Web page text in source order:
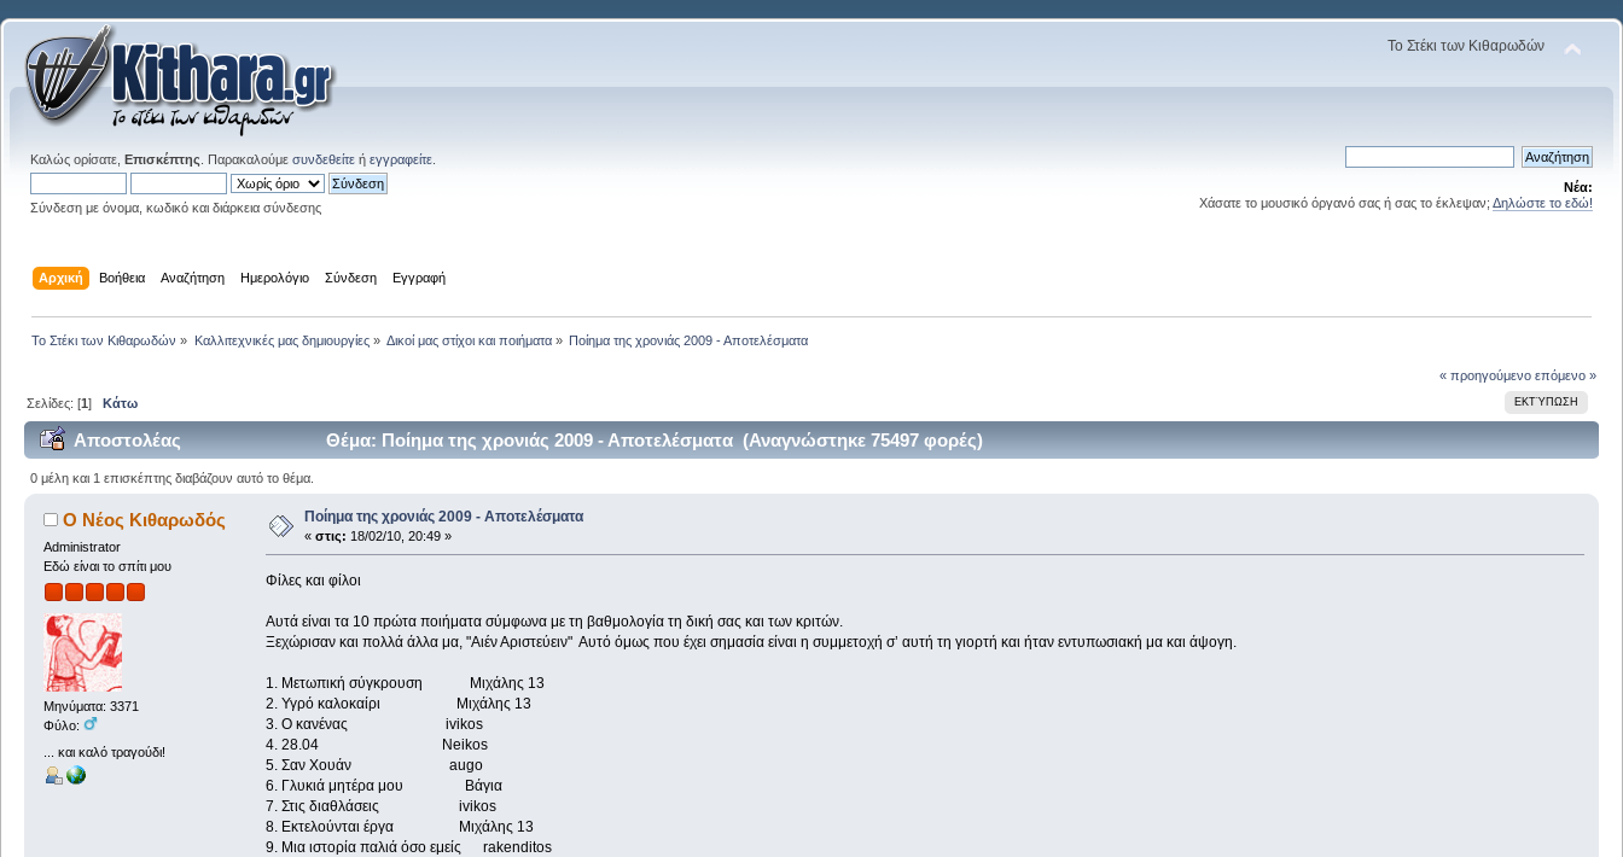
Το Στέκι των Κιθαρωδών
Καλώς ορίσατε, Επισκέπτης . Παρακαλούμε συνδεθείτε ή εγγραφείτε
Σύνδεση με όνομα, κωδικό και διάρκεια σύνδεσης
Νέα:
Χάσατε το μουσικό όργανό σας ή σας το έκλεψαν; Δηλώστε το εδώ!
Αρχική Βοήθεια Αναζήτηση Ημερολόγιο Σύνδεση Εγγραφή
Το Στέκι των Κιθαρωδών » Καλλιτεχνικές μας δημιουργίες» Δικοί μας στίχοι και ποιήματα» Ποίημα της χρονιάς 2009 - Αποτελέσματα
« προηγούμενο επόμενο »
ΕΚΤΎΠΩΣΗ
Σελίδες: [1]Κάτω
Αποστολέας Θέμα: Ποίημα της χρονιάς 2009 - Αποτελέσματα (Αναγνώστηκε 75497 φορές)
0 μέλη και 1 επισκέπτης διαβάζουν αυτό το θέμα.
Ο Νέος Κιθαρωδός
Administrator
Εδώ είναι το σπίτι μου
Μηνύματα: 3371
Φύλο:
... και καλό τραγούδι!
Ποίημα της χρονιάς 2009 - Αποτελέσματα
« στις: 18/02/10, 20:49 »
Φίλες και φίλοι
Αυτά είναι τα 10 πρώτα ποιήματα σύμφωνα με τη βαθμολογία τη δική σας και των κριτών.
Ξεχώρισαν και πολλά άλλα μα, "Αιέν Αριστεύειν" Αυτό όμως που έχει σημασία είναι η συμμετοχή σ’ αυτή τη γιορτή και ήταν εντυπωσιακή μα και άψογη.
1. Μετωπική σύγκρουση Μιχάλης 13
2. Υγρό καλοκαίρι Μιχάλης 13
3. Ο κανένας ivikos
4. 28.04 Neikos
5. Σαν Xουάν augo
6. Γλυκιά μητέρα μου Βάγια
7. Στις διαθλάσεις ivikos
8. Εκτελούνται έργα Μιχάλης 13
9. Μια ιστορία παλιά όσο εμείς rakenditos